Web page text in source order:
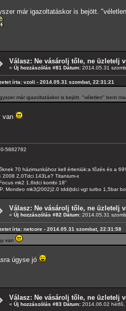
már igazoltatáskor is bejött.
Válasz: Ne vásárolj tőle, ne üzletelj
« Új hozzászólás #81 Dátum: 2014.05.31
írta: vzoli - 2014.05.31 szombat, 22:31:21
már igazoltatáskor is bejött. "véletlen" bent
van
5882782
70 házimunkához kell érteniük:a főzés és a 69!
2008 2,0Tdci 143Le? Titanium-x
mk2 1,6tdci kombi 18"
Mondeo mk3(2002)2.0 tddi(tdci vgt turbo 1,5bar
Válasz: Ne vásárolj tőle, ne üzletelj
« Új hozzászólás #82 Dátum: 2014.05.31
írta: netcore - 2014.05.31 szombat, 22:31:58
van
úgyse jó
Válasz: Ne vásárolj tőle, ne üzletelj
« Új hozzászólás #83 Dátum: 2014.06.02